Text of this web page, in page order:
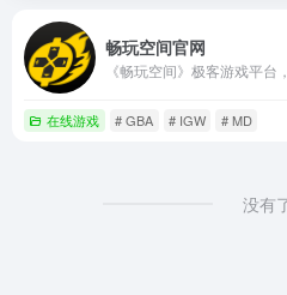
畅玩空间官网
在线游戏 # GBA # IGW # MD
没有